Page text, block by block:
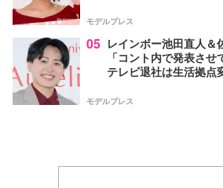
モデルプレス
05 レインボー池田直人＆
「コント内で発表さ
テレビ退社は生活拠点
モデルプレス